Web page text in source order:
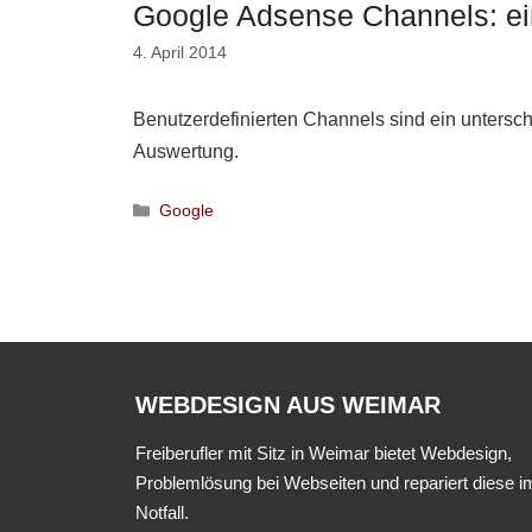
Google Adsense Channels:
4. April 2014
Benutzerdefinierten Channels sind ein
Auswertung.
Kategorien
Google
WEBDESIGN AUS WEIMAR
Freiberufler mit Sitz in Weimar bietet Webdesign,
Problemlösung bei Webseiten und repariert diese
Notfall.